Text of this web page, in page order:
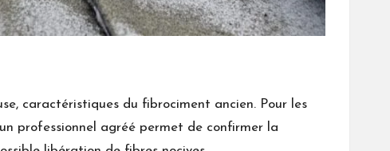
caractéristiques du fibrociment ancien. Pour les
professionnel agréé permet de confirmer la